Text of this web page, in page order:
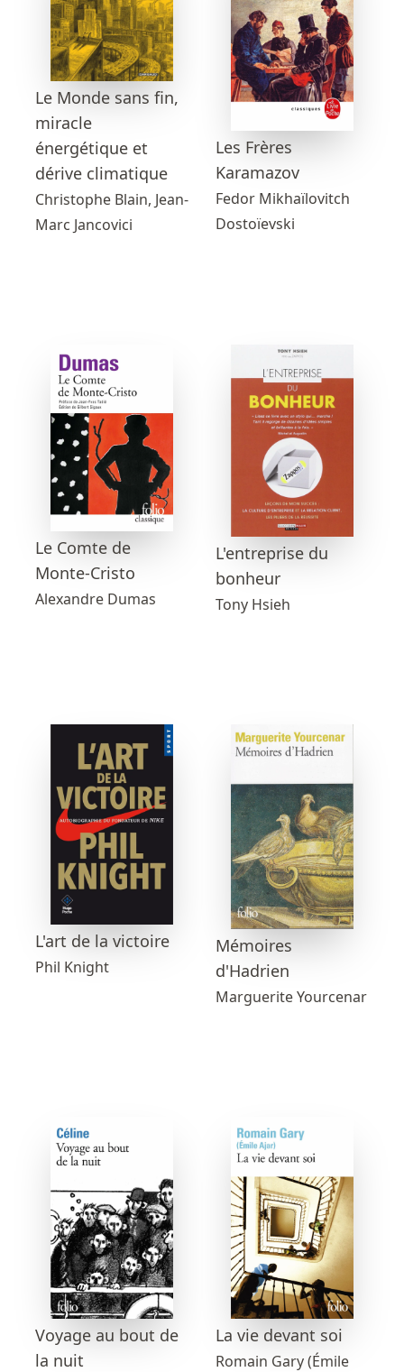
Le Monde sans fin,
miracle
énergétique et
dérive climatique
Christophe Blain, Jean-
Marc Jancovici
Les Frères
Karamazov
Fedor Mikhaïlovitch
Dostoïevski
Le Comte de
Monte-Cristo
Alexandre Dumas
L'entreprise du
bonheur
Tony Hsieh
L'art de la victoire
Phil Knight
Mémoires
d'Hadrien
Marguerite Yourcenar
Voyage au bout de
la nuit
La vie devant soi
Romain Gary (Émile